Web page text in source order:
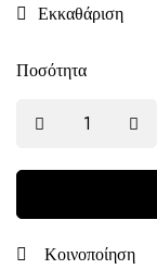
Εκκαθάριση
Ποσότητα
Κοινοποίηση